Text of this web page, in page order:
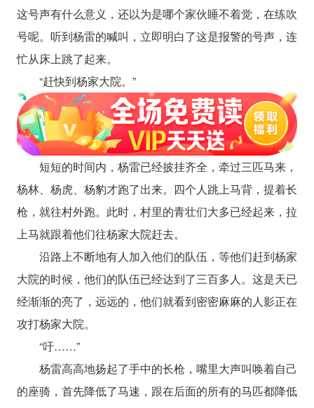
这号声有什么意义，还以为是哪个家伙睡不着觉，在练吹
号呢。听到杨雷的喊叫，立即明白了这是报警的号声，连
忙从床上跳了起来。
“赶快到杨家大院。”
短短的时间内，杨雷已经披挂齐全，牵过三匹马来，
杨林、杨虎、杨豹才跑了出来。四个人跳上马背，提着长
枪，就往村外跑。此时，村里的青壮们大多已经起来，拉
上马就跟着他们往杨家大院赶去。
沿路上不断地有人加入他们的队伍，等他们赶到杨家
大院的时候，他们的队伍已经达到了三百多人。这是天已
经渐渐的亮了，远远的，他们就看到密密麻麻的人影正在
攻打杨家大院。
“吁……”
杨雷高高地扬起了手中的长枪，嘴里大声叫唤着自己
的座骑，首先降低了马速，跟在后面的所有的马匹都降低